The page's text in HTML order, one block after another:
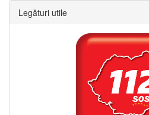
Legături utile